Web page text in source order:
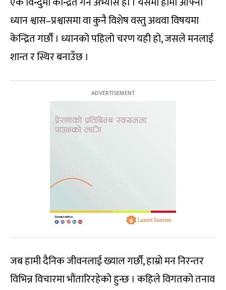
ध्यान श्वास–प्रश्वासमा वा कुनै विशेष वस्तु अथवा विषयमा
केन्द्रित गर्छौं । ध्यानको पहिलो चरण यही हो, जसले मनलाई
शान्त र स्थिर बनाउँछ ।
जब हामी दैनिक जीवनलाई ख्याल गर्छौं, हाम्रो मन निरन्तर
विभिन्न विचारमा भौंतारिरहेको हुन्छ । कहिले विगतको तनाव